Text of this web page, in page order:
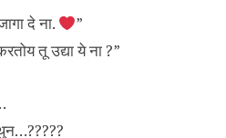
दे ना.
”
तू उद्या ये ना ?”